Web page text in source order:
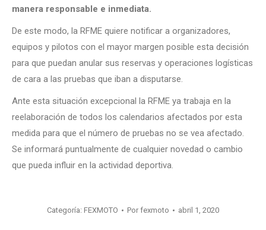
manera responsable e inmediata.
De este modo, la RFME quiere notificar a organizadores,
equipos y pilotos con el mayor margen posible esta decisión
para que puedan anular sus reservas y operaciones logísticas
de cara a las pruebas que iban a disputarse.
Ante esta situación excepcional la RFME ya trabaja en la
reelaboración de todos los calendarios afectados por esta
medida para que el número de pruebas no se vea afectado.
Se informará puntualmente de cualquier novedad o cambio
que pueda influir en la actividad deportiva.
Categoría: FEXMOTO Por fexmoto abril 1, 2020